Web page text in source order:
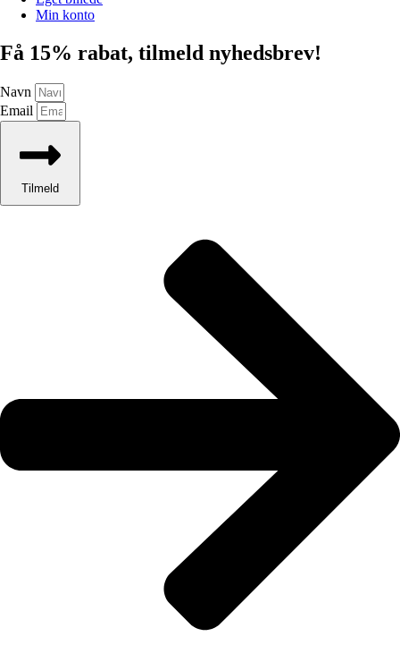
Min konto
Få 15% rabat, tilmeld nyhedsbrev!
Navn
Email
Tilmeld